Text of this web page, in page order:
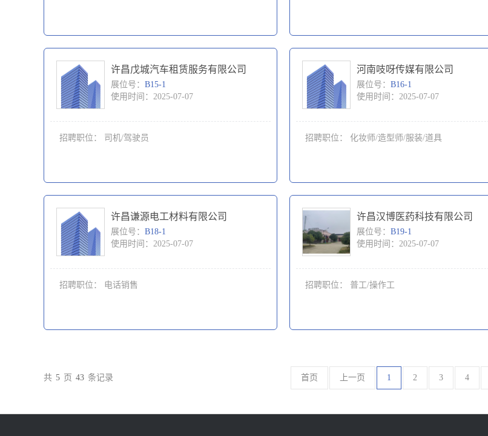
许昌戊城汽车租赁服务有限公司
展位号： B15-1
使用时间：2025-07-07
招聘职位： 司机/驾驶员
河南吱呀传媒有限公司
展位号： B16-1
使用时间：2025-07-07
招聘职位： 化妆师/造型师/服装/道具
许昌谦源电工材料有限公司
展位号： B18-1
使用时间：2025-07-07
招聘职位： 电话销售
许昌汉博医药科技有限公司
展位号： B19-1
使用时间：2025-07-07
招聘职位： 普工/操作工
共 5 页 43 条记录 首页 上一页 1 2 3 4